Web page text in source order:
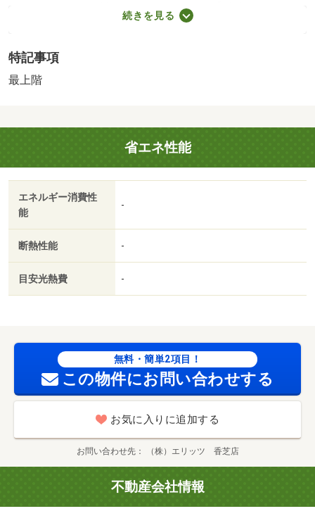
ンターネット使用料３，６３０円／月・【近鉄大阪線二上
駅徒歩９分・ＪＲ和歌山線香芝駅徒歩１８分】２沿線利用
０１０年築、人気の最上階角部屋の募集です。お風呂トイ
レ別、独立洗面台付き。・バイク置場：なし・駐輪場：有/
続きを見る
特記事項
最上階
省エネ性能
エネルギー消費性
能
-
断熱性能 -
目安光熱費 -
無料・簡単2項目！
この物件にお問い合わせする
お気に入りに追加する
お問い合わせ先 （株）エリッツ 香芝店
不動産会社情報